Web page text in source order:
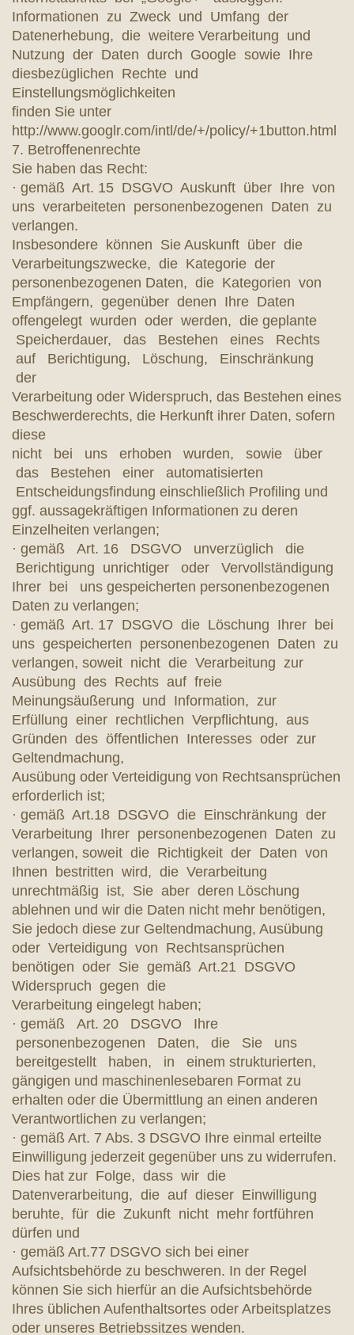
Informationen zu Zweck und Umfang der
Datenerhebung, die weitere Verarbeitung und
Nutzung der Daten durch Google sowie Ihre
diesbezüglichen Rechte und
Einstellungsmöglichkeiten
finden Sie unter
http://www.googlr.com/intl/de/+/policy/+1button.html
7. Betroffenenrechte
Sie haben das Recht:
· gemäß Art. 15 DSGVO Auskunft über Ihre von
uns verarbeiteten personenbezogenen Daten zu
verlangen.
Insbesondere können Sie Auskunft über die
Verarbeitungszwecke, die Kategorie der
personenbezogenen Daten, die Kategorien von
Empfängern, gegenüber denen Ihre Daten
offengelegt wurden oder werden, die geplante
Speicherdauer, das Bestehen eines Rechts
auf Berichtigung, Löschung, Einschränkung
der
Verarbeitung oder Widerspruch, das Bestehen eines
Beschwerderechts, die Herkunft ihrer Daten, sofern
diese
nicht bei uns erhoben wurden, sowie über
das Bestehen einer automatisierten
Entscheidungsfindung einschließlich Profiling und
ggf. aussagekräftigen Informationen zu deren
Einzelheiten verlangen;
· gemäß Art. 16 DSGVO unverzüglich die
Berichtigung unrichtiger oder Vervollständigung
Ihrer bei uns gespeicherten personenbezogenen
Daten zu verlangen;
· gemäß Art. 17 DSGVO die Löschung Ihrer bei
uns gespeicherten personenbezogenen Daten zu
verlangen, soweit nicht die Verarbeitung zur
Ausübung des Rechts auf freie
Meinungsäußerung und Information, zur
Erfüllung einer rechtlichen Verpflichtung, aus
Gründen des öffentlichen Interesses oder zur
Geltendmachung,
Ausübung oder Verteidigung von Rechtsansprüchen
erforderlich ist;
· gemäß Art.18 DSGVO die Einschränkung der
Verarbeitung Ihrer personenbezogenen Daten zu
verlangen, soweit die Richtigkeit der Daten von
Ihnen bestritten wird, die Verarbeitung
unrechtmäßig ist, Sie aber deren Löschung
ablehnen und wir die Daten nicht mehr benötigen,
Sie jedoch diese zur Geltendmachung, Ausübung
oder Verteidigung von Rechtsansprüchen
benötigen oder Sie gemäß Art.21 DSGVO
Widerspruch gegen die
Verarbeitung eingelegt haben;
· gemäß Art. 20 DSGVO Ihre
personenbezogenen Daten, die Sie uns
bereitgestellt haben, in einem strukturierten,
gängigen und maschinenlesebaren Format zu
erhalten oder die Übermittlung an einen anderen
Verantwortlichen zu verlangen;
· gemäß Art. 7 Abs. 3 DSGVO Ihre einmal erteilte
Einwilligung jederzeit gegenüber uns zu widerrufen.
Dies hat zur Folge, dass wir die
Datenverarbeitung, die auf dieser Einwilligung
beruhte, für die Zukunft nicht mehr fortführen
dürfen und
· gemäß Art.77 DSGVO sich bei einer
Aufsichtsbehörde zu beschweren. In der Regel
können Sie sich hierfür an die Aufsichtsbehörde
Ihres üblichen Aufenthaltsortes oder Arbeitsplatzes
oder unseres Betriebssitzes wenden.